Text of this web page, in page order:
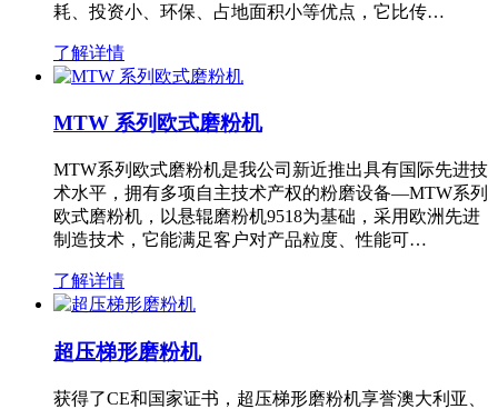
耗、投资小、环保、占地面积小等优点，它比传…
了解详情
MTW 系列欧式磨粉机
MTW系列欧式磨粉机是我公司新近推出具有国际先进技
术水平，拥有多项自主技术产权的粉磨设备—MTW系列
欧式磨粉机，以悬辊磨粉机9518为基础，采用欧洲先进
制造技术，它能满足客户对产品粒度、性能可…
了解详情
超压梯形磨粉机
获得了CE和国家证书，超压梯形磨粉机享誉澳大利亚、